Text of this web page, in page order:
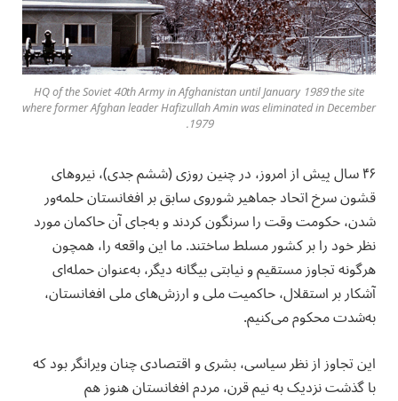
HQ of the Soviet 40th Army in Afghanistan until January 1989 the site
where former Afghan leader Hafizullah Amin was eliminated in December
1979.
‏۴۶ سال پیش از امروز، در چنین روزی (ششم جدی)، نیروهای
قشون سرخ اتحاد جماهیر شوروی سابق بر افغانستان حلمه‌ور
شدن، حکومت وقت را سرنگون کردند و به‌جای آن حاکمان مورد
نظر خود را بر کشور مسلط ساختند. ما این واقعه را، همچون
هرگونه تجاوز مستقیم و نیابتی بیگانه دیگر، به‌عنوان حمله‌ای
آشکار بر استقلال، حاکمیت ملی و ارزش‌های ملی افغانستان،
به‌شدت محکوم می‌کنیم.
‏این تجاوز از نظر سیاسی، بشری و اقتصادی چنان ویرانگر بود که
با گذشت نزدیک به نیم قرن، مردم افغانستان هنوز هم